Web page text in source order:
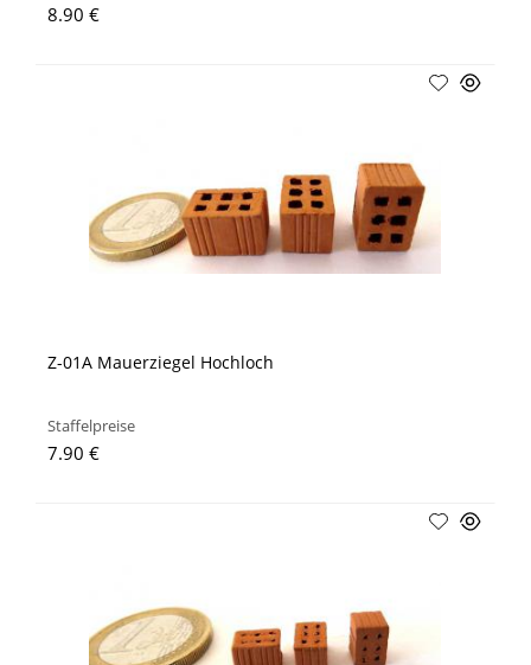
8.90 €
Z-01A Mauerziegel Hochloch
Staffelpreise
7.90 €